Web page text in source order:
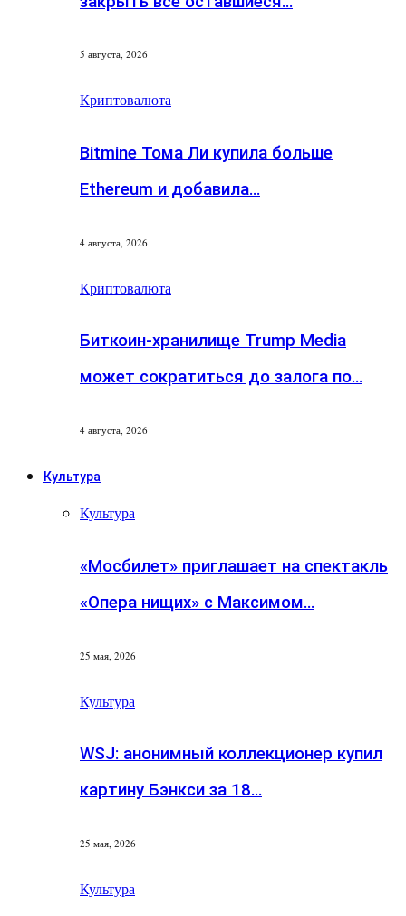
5 августа, 2026
Криптовалюта
Bitmine Тома Ли купила больше
Ethereum и добавила…
4 августа, 2026
Криптовалюта
Биткоин-хранилище Trump Media
может сократиться до залога по…
4 августа, 2026
Культура
Культура
«Мосбилет» приглашает на спектакль
«Опера нищих» с Максимом…
25 мая, 2026
Культура
WSJ: анонимный коллекционер купил
картину Бэнкси за 18…
25 мая, 2026
Культура